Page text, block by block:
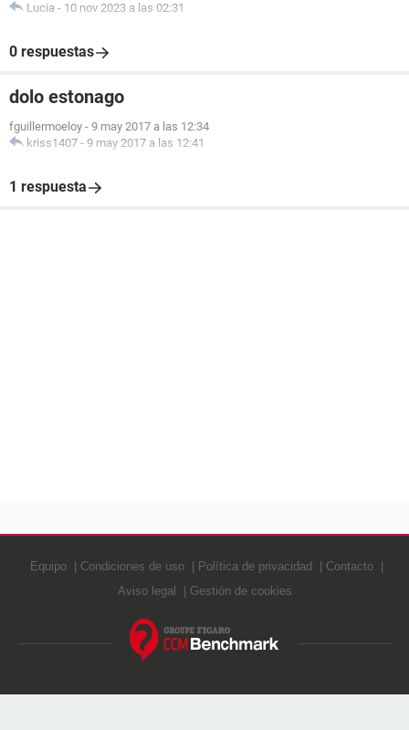
Lucia - 10 nov 2023 a las 02:31
0 respuestas
dolo estonago
fguillermoeloy - 9 may 2017 a las 12:34
kriss1407 - 9 may 2017 a las 12:41
1 respuesta
Equipo Condiciones de uso Política de privacidad
Contacto
Aviso legal
Gestión de cookies